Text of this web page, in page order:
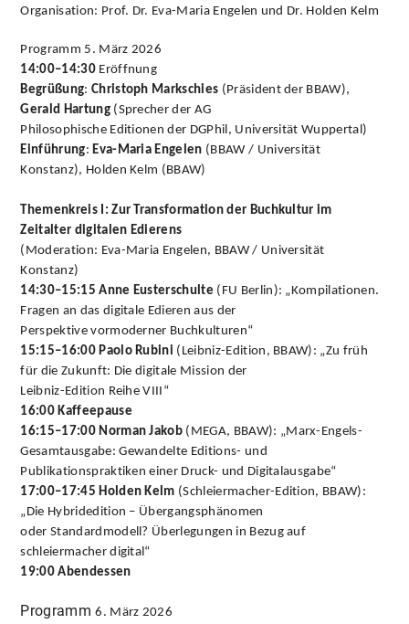
Organisation: Prof. Dr. Eva-Maria Engelen und Dr. Holden Kelm
Programm 5. März 2026
14:00–14:30Eröffnung
Begrüßung: Christoph Markschies (Präsident der BBAW),
Gerald Hartung(Sprecher der AG
Philosophische Editionen der DGPhil, Universität Wuppertal)
Einführung: Eva-Maria Engelen (BBAW / Universität
Konstanz), Holden Kelm (BBAW)
Themenkreis I: Zur Transformation der Buchkultur im
Zeitalter digitalen Edierens
(Moderation: Eva-Maria Engelen, BBAW / Universität
Konstanz)
14:30–15:15 Anne Eusterschulte (FU Berlin): „Kompilationen.
Fragen an das digitale Edieren aus der
Perspektive vormoderner Buchkulturen“
15:15–16:00 Paolo Rubini (Leibniz-Edition, BBAW): „Zu früh
für die Zukunft: Die digitale Mission der
Leibniz-Edition Reihe VIII“
16:00 Kaffeepause
16:15–17:00 Norman Jakob (MEGA, BBAW): „Marx-Engels-
Gesamtausgabe: Gewandelte Editions- und
Publikationspraktiken einer Druck- und Digitalausgabe“
17:00–17:45 Holden Kelm (Schleiermacher-Edition, BBAW):
„Die Hybridedition – Übergangsphänomen
oder Standardmodell? Überlegungen in Bezug auf
schleiermacher digital“
19:00 Abendessen
Programm6. März 2026